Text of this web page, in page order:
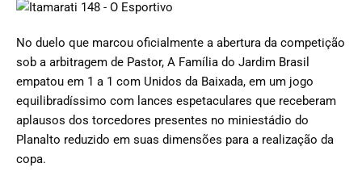
No duelo que marcou oficialmente a abertura da competição
sob a arbitragem de Pastor, A Família do Jardim Brasil
empatou em 1 a 1 com Unidos da Baixada, em um jogo
equilibradíssimo com lances espetaculares que receberam
aplausos dos torcedores presentes no miniestádio do
Planalto reduzido em suas dimensões para a realização da
copa.